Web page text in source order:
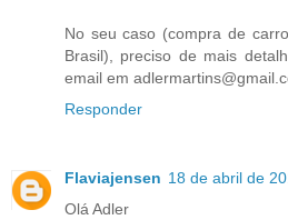
No seu caso (compra de
Brasil), preciso de mais
email em
Responder
Flaviajensen 18 de abril de
Olá Adler